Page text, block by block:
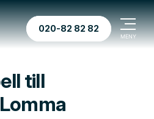
020-82 82 82
till